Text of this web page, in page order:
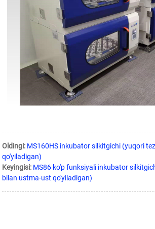
Oldingi: MS160HS inkubator silkitgichi (yuqori
qo'yiladigan)
Keyingisi: MS86 ko'p funksiyali inkubator
bilan ustma-ust qo'yiladigan)